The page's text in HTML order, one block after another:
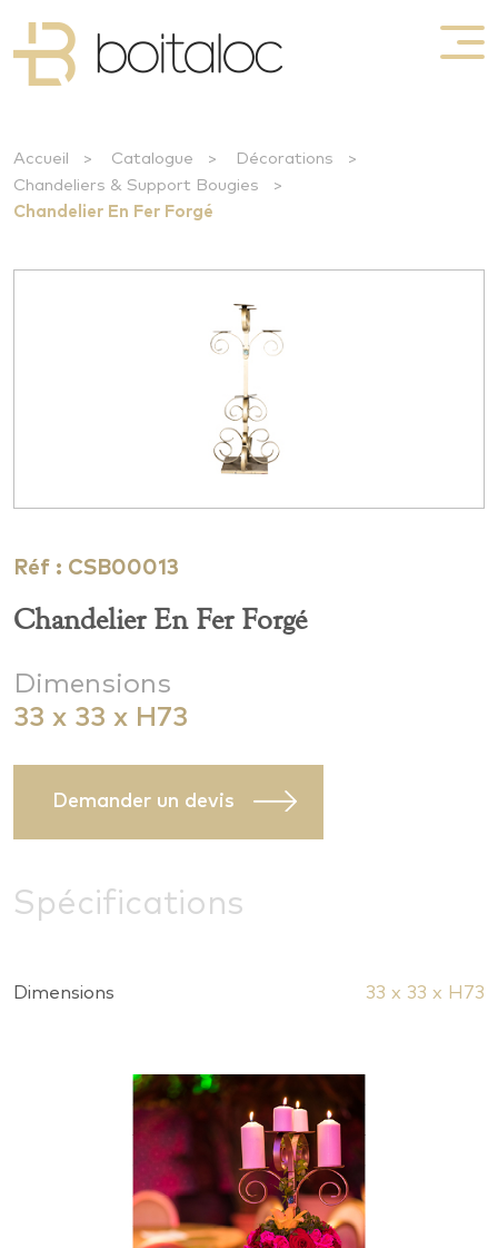
Accueil > Catalogue > Décorations
>
Chandeliers & Support Bougies
>
Chandelier En Fer Forgé
Réf : CSB00013
Chandelier En Fer Forgé
Dimensions
33 x 33 x H73
Demander un devis
Spécifications
Dimensions 33 x 33 x H73